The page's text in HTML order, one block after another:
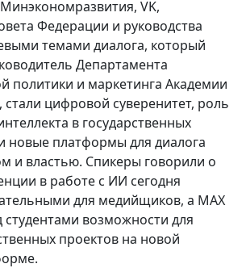
VK,
Федерации и руководства
темами диалога, который
Департамента
политики и маркетинга Академии
цифровой суверенитет, роль
в государственных
новые платформы для диалога
и властью. Спикеры говорили о
в работе с ИИ сегодня
для медийщиков, а MAX
студентами возможности для
проектов на новой